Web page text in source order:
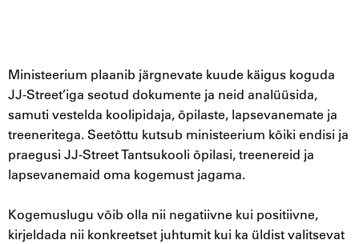
Ministeerium plaanib järgnevate kuude käigus koguda
JJ-Street’iga seotud dokumente ja neid analüüsida,
samuti vestelda koolipidaja, õpilaste, lapsevanemate ja
treeneritega. Seetõttu kutsub ministeerium kõiki endisi ja
praegusi JJ-Street Tantsukooli õpilasi, treenereid ja
lapsevanemaid oma kogemust jagama.
Kogemuslugu võib olla nii negatiivne kui positiivne,
kirjeldada nii konkreetset juhtumit kui ka üldist valitsevat